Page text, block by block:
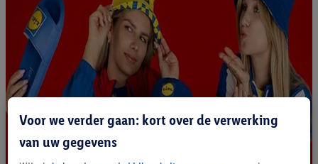
Voor we verder gaan: kort over de verwerking
van uw gegevens